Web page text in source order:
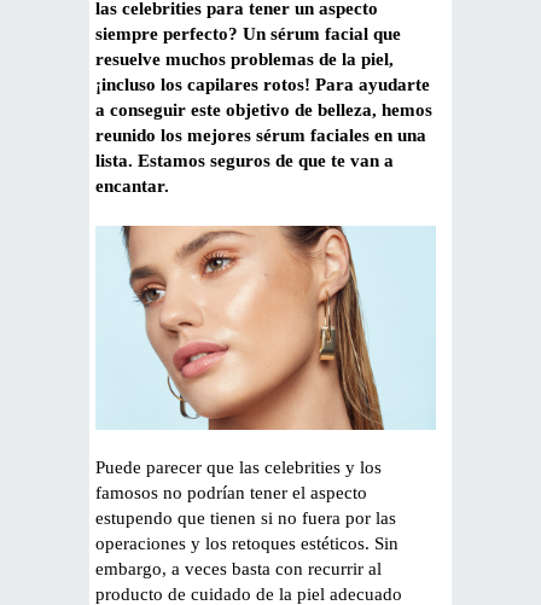
las celebrities para tener un aspecto
siempre perfecto? Un sérum facial que
resuelve muchos problemas de la piel,
¡incluso los capilares rotos! Para ayudarte
a conseguir este objetivo de belleza, hemos
reunido los mejores sérum faciales en una
lista. Estamos seguros de que te van a
encantar.
Puede parecer que las celebrities y los
famosos no podrían tener el aspecto
estupendo que tienen si no fuera por las
operaciones y los retoques estéticos. Sin
embargo, a veces basta con recurrir al
producto de cuidado de la piel adecuado